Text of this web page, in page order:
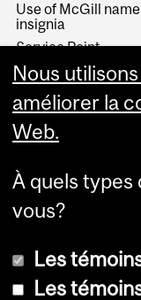
Use of McGill
insignia
Service Point
Contact the
­­Archives/
Records retention
Nous
améliorer la
Web.
À quels types
vous?
Les
Les